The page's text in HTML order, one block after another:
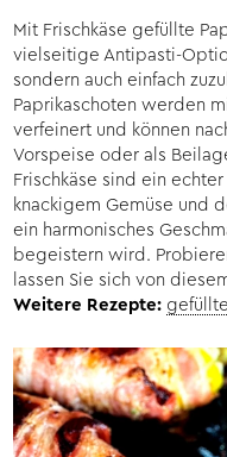
Mit Frischkäse gefüllte
vielseitige Antipasti-
sondern auch einfach
Paprikaschoten werden
verfeinert und können
Vorspeise oder als
Frischkäse sind ein
knackigem Gemüse und
ein harmonisches
begeistern wird.
lassen Sie sich von
Weitere Rezepte: